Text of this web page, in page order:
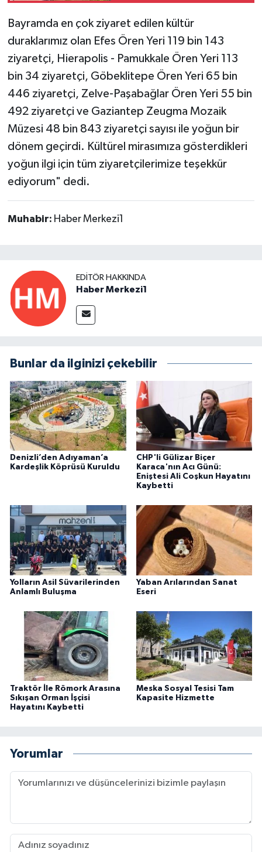
Bayramda en çok ziyaret edilen kültür
duraklarımız olan Efes Ören Yeri 119 bin 143
ziyaretçi, Hierapolis - Pamukkale Ören Yeri 113
bin 34 ziyaretçi, Göbeklitepe Ören Yeri 65 bin
446 ziyaretçi, Zelve-Paşabağlar Ören Yeri 55 bin
492 ziyaretçi ve Gaziantep Zeugma Mozaik
Müzesi 48 bin 843 ziyaretçi sayısı ile yoğun bir
dönem geçirdi. Kültürel mirasımıza gösterdikleri
yoğun ilgi için tüm ziyaretçilerimize teşekkür
ediyorum" dedi.
Muhabir: Haber Merkezi1
EDITÖR HAKKINDA
Haber Merkezi1
Bunlar da ilginizi çekebilir
Denizli’den Adıyaman’a
Kardeşlik Köprüsü Kuruldu
CHP'li Gülizar Biçer
Karaca'nın Acı Günü:
Eniştesi Ali Coşkun Hayatını
Kaybetti
Yolların Asil Süvarilerinden
Anlamlı Buluşma
Yaban Arılarından Sanat
Eseri
Traktör İle Römork Arasına
Sıkışan Orman İşçisi
Hayatını Kaybetti
Meska Sosyal Tesisi Tam
Kapasite Hizmette
Yorumlar